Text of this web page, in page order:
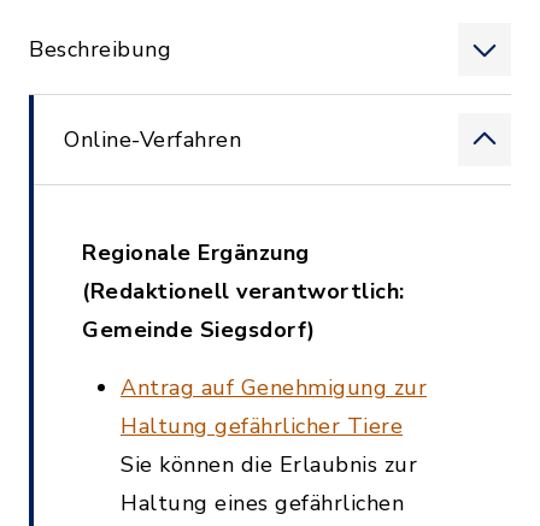
Beschreibung
Online-Verfahren
Regionale Ergänzung
(Redaktionell verantwortlich:
Gemeinde Siegsdorf)
Antrag auf Genehmigung zur
Haltung gefährlicher Tiere
Sie können die Erlaubnis zur
Haltung eines gefährlichen